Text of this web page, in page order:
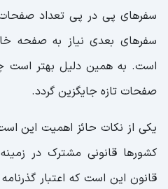
سفر‌های پی در پی تعداد
سفرهای بعدی نیاز به صفحه
است. به همین دلیل بهتر است
صفحات تازه جایگزین گردد.
یکی از نکات حائز اهمیت این
کشورها قانونی مشترک در